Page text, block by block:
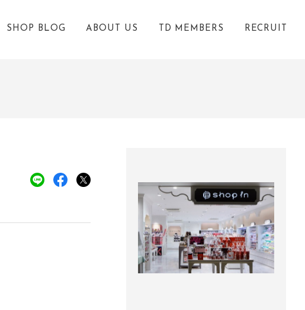
SHOP BLOG ABOUT US TD MEMBERS RECRUIT